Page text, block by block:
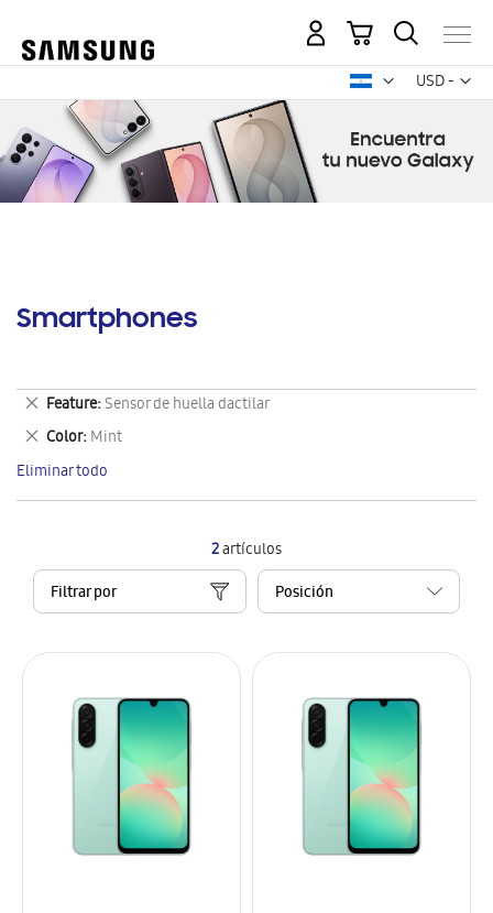
USD -
dólar
Mi carrito
Smartphones
2artículos
Filtrar por
Feature Sensor de huella dactilar
Eliminar
este
artículo
Color Mint
Eliminar
este
artículo
Eliminar todo